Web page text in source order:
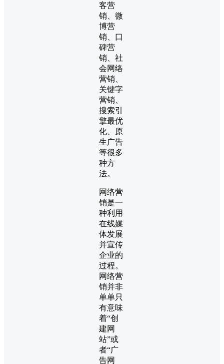
客营
销、微
博营
销、口
碑营
销、社
会网络
营销、
关键字
营销、
搜索引
擎最优
化、原
生广告
等很多
种方
法。
网络营
销是一
种利用
在线媒
体发展
并宣传
企业的
过程。
网络营
销并非
单单只
有意味
着“创
建网
站”或
者“广
告网